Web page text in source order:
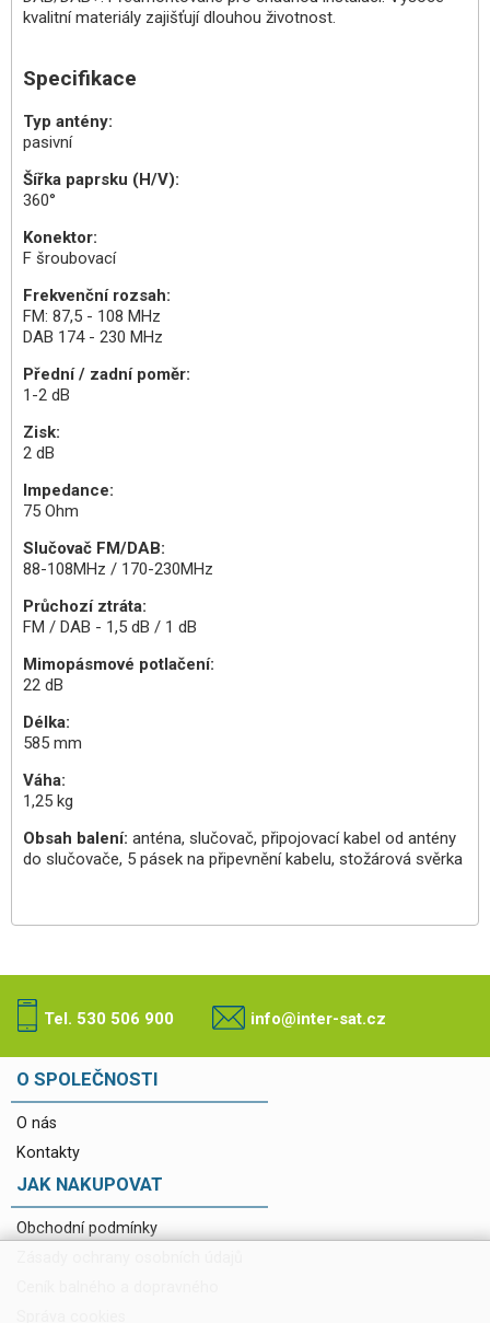
kvalitní materiály zajišťují dlouhou životnost.
Specifikace
Typ antény:
pasivní
Šířka paprsku (H/V):
360°
Konektor:
F šroubovací
Frekvenční rozsah:
FM: 87,5 - 108 MHz
DAB 174 - 230 MHz
Přední / zadní poměr:
1-2 dB
Zisk:
2 dB
Impedance:
75 Ohm
Slučovač FM/DAB:
88-108MHz / 170-230MHz
Průchozí ztráta:
FM / DAB - 1,5 dB / 1 dB
Mimopásmové potlačení:
22 dB
Délka:
585 mm
Váha:
1,25 kg
Obsah balení: anténa, slučovač, připojovací kabel od antény
do slučovače, 5 pásek na připevnění kabelu, stožárová svěrka
Tel. 530 506 900 info@inter-sat.cz
O SPOLEČNOSTI
O nás
Kontakty
JAK NAKUPOVAT
Obchodní podmínky